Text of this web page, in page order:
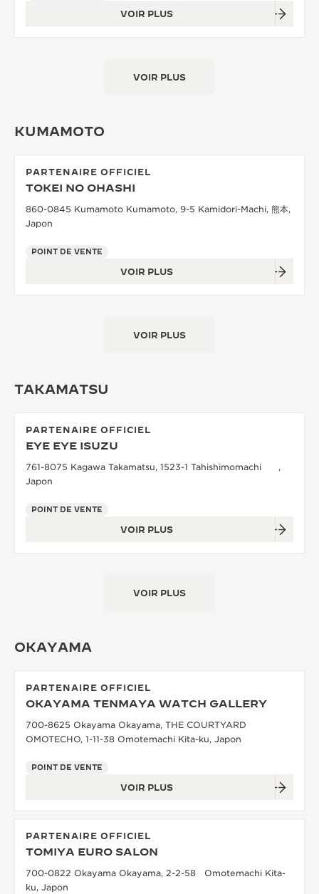
VOIR PLUS
VOIR PLUS
KUMAMOTO
PARTENAIRE OFFICIEL
TOKEI NO OHASHI
860-0845 Kumamoto Kumamoto, 9-5 Kamidori-Machi, 熊本,
Japon
POINT DE VENTE
VOIR PLUS
VOIR PLUS
TAKAMATSU
PARTENAIRE OFFICIEL
EYE EYE ISUZU
761-8075 Kagawa Takamatsu, 1523-1 Tahishimomachi ,
Japon
POINT DE VENTE
VOIR PLUS
VOIR PLUS
OKAYAMA
PARTENAIRE OFFICIEL
OKAYAMA TENMAYA WATCH GALLERY
700-8625 Okayama Okayama, THE COURTYARD
OMOTECHO, 1-11-38 Omotemachi Kita-ku, Japon
POINT DE VENTE
VOIR PLUS
PARTENAIRE OFFICIEL
TOMIYA EURO SALON
700-0822 Okayama Okayama, 2-2-58 Omotemachi Kita-
ku, Japon